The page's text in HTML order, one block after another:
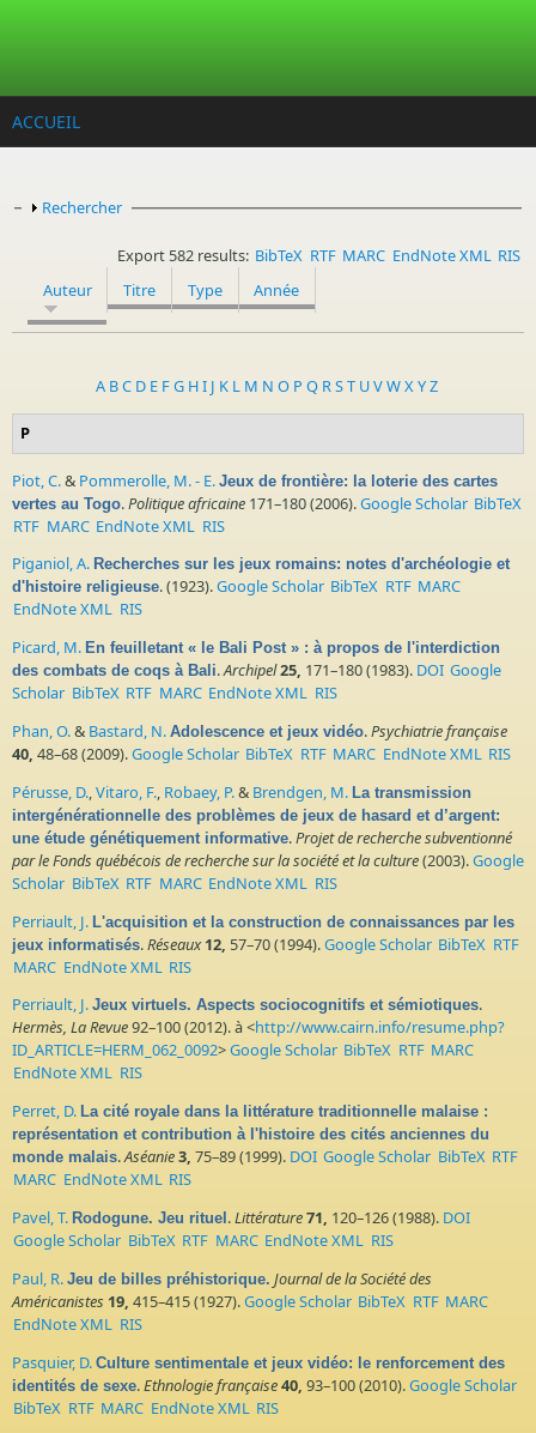
ACCUEIL
Afficher
Rechercher
Export 582 results: BibTeX RTF MARC EndNote XML RIS
Auteur
Titre Type Année
A BC D E FG HI J K L M N O P Q RST UVWXYZ
P
Piot, C.& Pommerolle, M. - E. Jeux de frontière: la loterie des cartes
vertes au Togo.Politique africaine 171–180 (2006).Google Scholar BibTeX
RTF MARC EndNote XML
RIS
Piganiol, A. Recherches sur les jeux romains: notes d'archéologie et
d'histoire religieuse. (1923).Google Scholar BibTeX RTF MARC
EndNote XML RIS
Picard, M. En feuilletant « le Bali Post » : à propos de l'interdiction
des combats de coqs à Bali.Archipel25, 171–180 (1983). DOI Google
Scholar BibTeX RTF MARC EndNote XML RIS
Phan, O.& Bastard, N. Adolescence et jeux vidéo.Psychiatrie française
40, 48–68 (2009).Google Scholar BibTeX RTF MARC EndNote XML RIS
Pérusse, D.,Vitaro, F., Robaey, P.& Brendgen, M. La transmission
intergénérationnelle des problèmes de jeux de hasard et d’argent:
une étude génétiquement informative.Projet de recherche subventionné
par le Fonds québécois de recherche sur la société et la culture(2003).Google
Scholar BibTeX RTF MARC EndNote XML RIS
Perriault, J. L'acquisition et la construction de connaissances par les
jeux informatisés.Réseaux 12, 57–70 (1994).Google Scholar BibTeX RTF
MARC EndNote XML RIS
Perriault, J. Jeux virtuels. Aspects sociocognitifs et sémiotiques.
Hermès, La Revue92–100 (2012). à <http://www.cairn.info/resume.php?
ID_ARTICLE=HERM_062_0092>Google Scholar BibTeX RTF MARC
EndNote XML RIS
Perret, D. La cité royale dans la littérature traditionnelle malaise :
représentation et contribution à l'histoire des cités anciennes du
monde malais.Aséanie3, 75–89 (1999). DOI Google Scholar BibTeX RTF
MARC EndNote XML RIS
Pavel, T. Rodogune. Jeu rituel .Littérature71, 120–126 (1988). DOI
Google Scholar BibTeX RTF MARC EndNote XML RIS
Paul, R. Jeu de billes préhistorique. Journal de la Société des
Américanistes 19, 415–415 (1927).Google Scholar BibTeX RTF MARC
EndNote XML RIS
Pasquier, D. Culture sentimentale et jeux vidéo: le renforcement des
identités de sexe.Ethnologie française40, 93–100 (2010).Google Scholar
BibTeX RTF MARC EndNote XML RIS